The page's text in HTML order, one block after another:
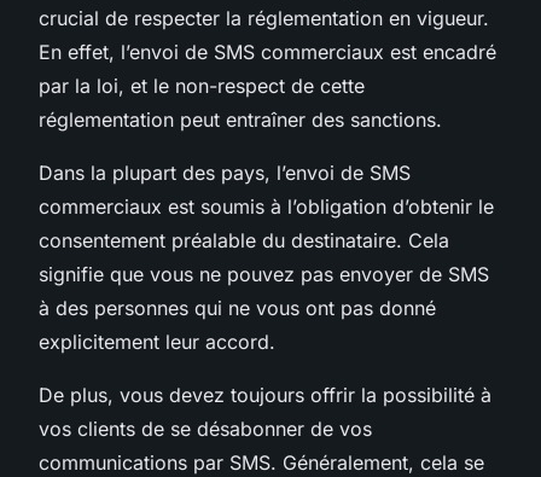
crucial de respecter la réglementation en vigueur.
En effet, l’envoi de SMS commerciaux est encadré
par la loi, et le non-respect de cette
réglementation peut entraîner des sanctions.
Dans la plupart des pays, l’envoi de SMS
commerciaux est soumis à l’obligation d’obtenir le
consentement préalable du destinataire. Cela
signifie que vous ne pouvez pas envoyer de SMS
à des personnes qui ne vous ont pas donné
explicitement leur accord.
De plus, vous devez toujours offrir la possibilité à
vos clients de se désabonner de vos
communications par SMS. Généralement, cela se